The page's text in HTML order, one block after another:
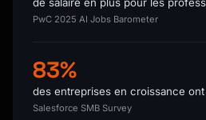
de salaire en plus pour les
PwC 2025 AI Jobs Barometer
83%
des entreprises en croissance
Salesforce SMB Survey